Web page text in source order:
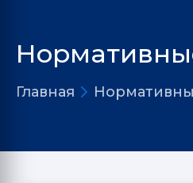
Главная